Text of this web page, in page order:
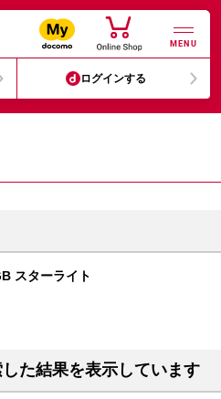
MENU
ログインする
スターライト
た結果を表示しています